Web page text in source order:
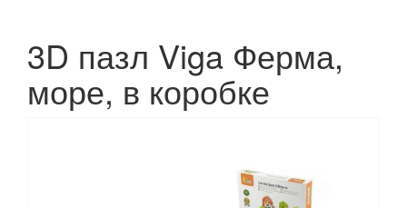
3D пазл Viga Ферма,
море, в коробке